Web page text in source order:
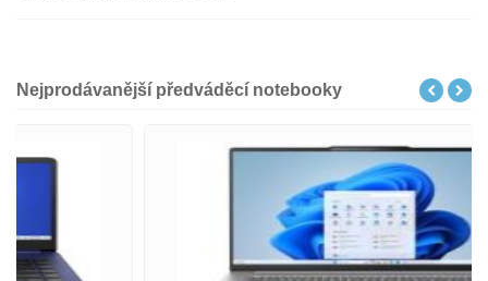
Nejprodávanější předváděcí notebooky